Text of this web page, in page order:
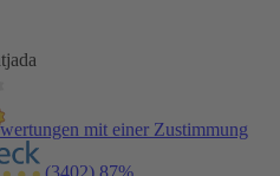
mit einer Zustimmung
(3402) 87%